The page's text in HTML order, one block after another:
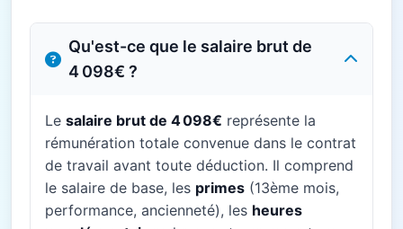
Qu'est-ce que le salaire brut de
4 098€ ?
Le salaire brut de 4 098€ représente la
rémunération totale convenue dans le contrat
de travail avant toute déduction. Il comprend
le salaire de base, les primes (13ème mois,
performance, ancienneté), les heures